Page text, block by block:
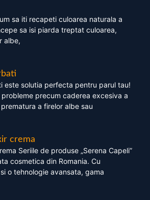
sa iti recapeti culoarea naturala a
sa isi piarda treptat culoarea,
albe,
este solutia perfecta pentru parul tau!
precum caderea excesiva a
a firelor albe sau
crema
Seriile de produse „Serena Capeli”
cosmetica din Romania. Cu
o tehnologie avansata, gama